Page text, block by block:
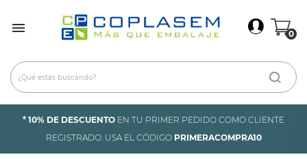
 0
* 10% DE DESCUENTO EN TU PRIMER PEDIDO COMO CLIENTE
REGISTRADO. USA EL CÓDIGO PRIMERACOMPRA10
Iniciar Sesión ×
Debes iniciar sesión para guardar productos en tu
lista de deseos.
Cancelar Iniciar sesión